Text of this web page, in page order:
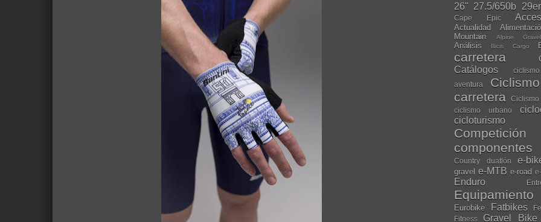
26" 27.5/650b 29er
Cape Epic
Actualidad
Mountain
Alpine
Análisis Bicis Cargo
carretera
Catálogos
aventura
carretera
Ciclismo
ciclismo urbano
cicloturismo
Competición
componentes
Country duatlón e-
gravel e-MTB e-road
Enduro
Equipamiento
Eurobike Fatbikes
Fitness
Gravel Bike